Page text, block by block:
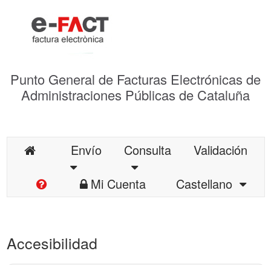
Punto General de Facturas Electrónicas de
Administraciones Públicas de Cataluña
Envío Consulta
Validación
Mi Cuenta
Castellano
Accesibilidad